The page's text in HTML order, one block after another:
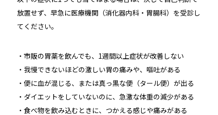
放置せず、早急に医療機関（消化器内科・胃腸科）を受診し
てください。
・市販の胃薬を飲んでも、1週間以上症状が改善しない
・我慢できないほどの激しい胃の痛みや、嘔吐がある
・便に血が混じる、または真っ黒な便（タール便）が出る
・ダイエットをしていないのに、急激な体重の減少がある
・食べ物を飲み込むときに、つかえる感じや痛みがある